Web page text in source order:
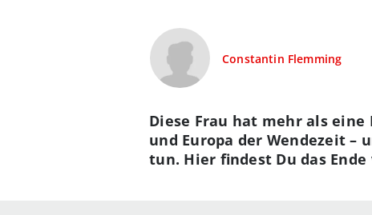
Constantin Flemming
Diese Frau hat mehr als
und Europa der Wendezeit –
tun. Hier findest Du das